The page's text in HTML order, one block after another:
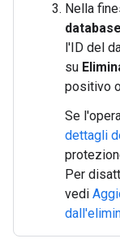
Nella
l'ID del
su
positivo
Se
dettagli
Per
vedi